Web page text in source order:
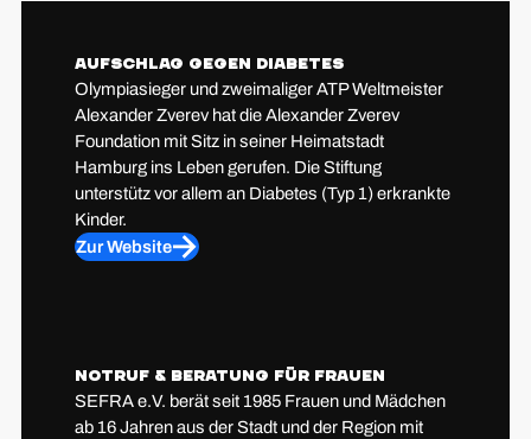
Aufschlag gegen Diabetes
Olympiasieger und zweimaliger ATP Weltmeister
Alexander Zverev hat die Alexander Zverev
Foundation mit Sitz in seiner Heimatstadt
Hamburg ins Leben gerufen. Die Stiftung
unterstütz vor allem an Diabetes (Typ 1) erkrankte
Kinder.
Zur Website
Notruf & Beratung für Frauen
SEFRA e.V. berät seit 1985 Frauen und Mädchen
ab 16 Jahren aus der Stadt und der Region mit